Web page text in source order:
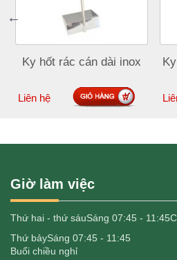
Ky hốt rác cán dài inox
Liên hệ
Đặt mua
Giờ làm việc
Thứ hai - thứ sáuSáng 07:45 - 11:45
Thứ bảySáng 07:45 - 11:45
Buổi chiều nghỉ